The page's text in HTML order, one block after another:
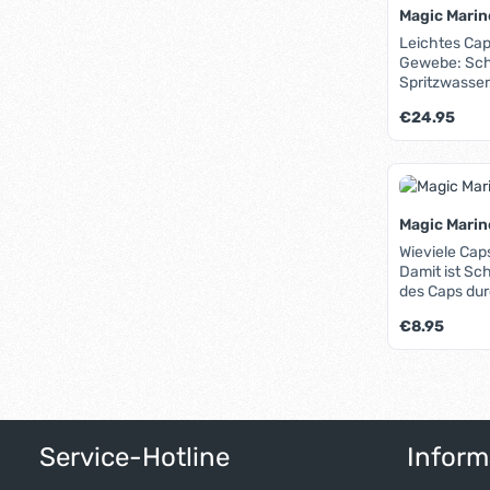
Magic
Leichtes
Gewebe:
Regulärer
€24.95
Magic
Wieviele
Damit ist
des Caps
befestigen -
bei jedem
Regulärer
€8.95
Service-Hotline